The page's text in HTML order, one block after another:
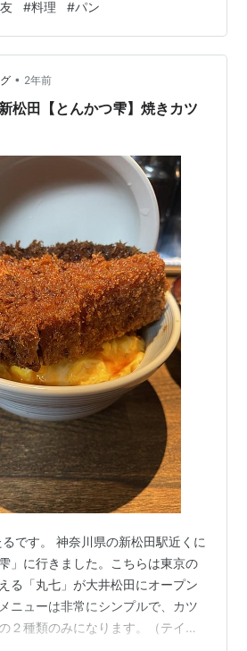
社さんから出てますから間違いな
出てくるグーチョキパン屋さんの
パン屋さんのお兄さん好き。 レシ
軽量しまして、イースト菌混ぜ
行させて、コロコロこねて、卵を
上手に焼けてますかね…
#料理 #パン
• 2年前
松田【とんかつ雫】焼きカツ
るです。 神奈川県の新松田駅近くに
」に行きました。こちらは東京の
る「丸七」が大井松田にオープン
ニューは非常にシンプルで、カツ
２種類のみになります。（テイク